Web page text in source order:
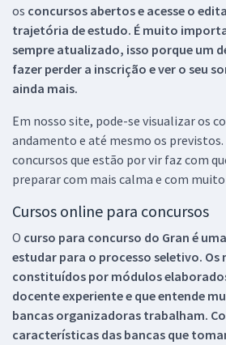
os concursos abertos e acesse o
trajetória de estudo. É muito
sempre atualizado, isso porque um
fazer perder a inscrição e ver o seu
ainda mais.
Em nosso site, pode-se visualizar os
andamento e até mesmo os
concursos que estão por vir faz com
preparar com mais calma e com
Cursos online para concursos
O curso para concurso do Gran é
estudar para o processo seletivo. Os
constituídos por módulos
docente experiente e que entende
bancas organizadoras trabalham.
características das bancas que